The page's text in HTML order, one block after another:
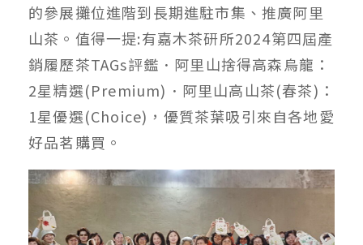
的參展攤位進階到長期進駐市集、推廣阿里
山茶。值得一提:有嘉木茶研所2024第四屆產
銷履歷茶TAGs評鑑．阿里山捨得高森烏龍：
2星精選(Premium)．阿里山高山茶(春茶)：
1星優選(Choice)，優質茶葉吸引來自各地愛
好品茗購買。